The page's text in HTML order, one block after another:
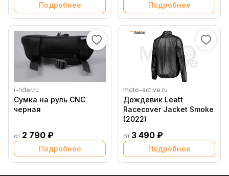
Подробнее Подробнее
i-rider.ru
Сумка на руль CNC
черная
от 2 790 ₽
Подробнее
moto-active.ru
Дождевик Leatt
Racecover Jacket Smoke
(2022)
от 3 490 ₽
Подробнее